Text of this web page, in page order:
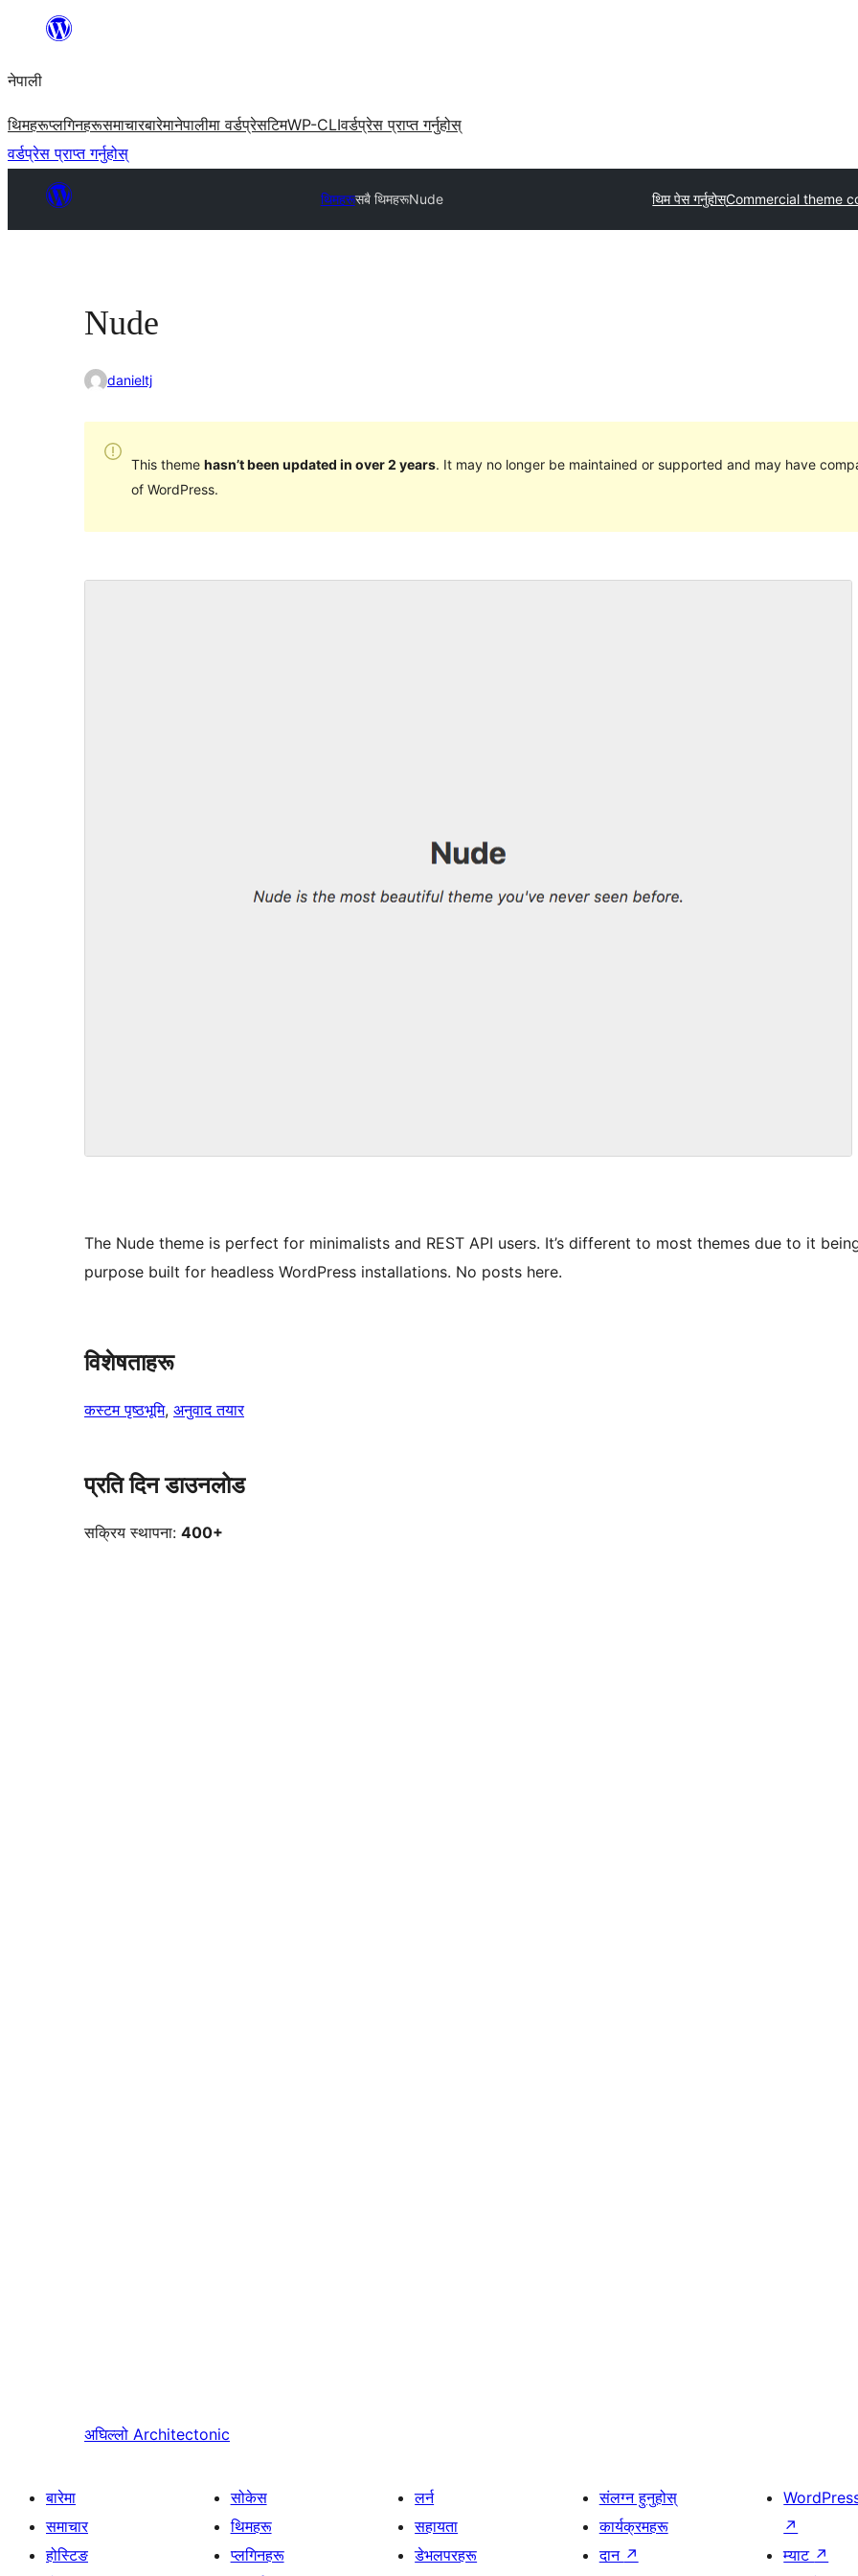
सामग्रीमा
नेपाली
थिमहरूप्लगिनहरूसमाचारबारेमानेपालीमा वर्डप्रेसटिमWP-CLIवर्डप्रेस प्राप्त गर्नुहोस्
वर्डप्रेस प्राप्त गर्नुहोस्
थिमहरूसबै थिमहरूNude थिम पेस गर्नुहोस्Commercial theme
Nude
danieltj
This theme hasn’t been updated in over 2 years. It may no longer be maintained or supported and may have
of WordPress.
The Nude theme is perfect for minimalists and REST API users. It’s different to most themes due to it
purpose built for headless WordPress installations. No posts here.
विशेषताहरू
कस्टम पृष्ठभूमि, अनुवाद तयार
प्रति दिन डाउनलोड
सक्रिय स्थापना: 400+
अघिल्लो Architectonic
बारेमा
समाचार
होस्टिङ
सोकेस
थिमहरू
प्लगिनहरू
लर्न
सहायता
डेभलपरहरू
संलग्न हुनुहोस्
कार्यक्रमहरू
दान ↗
↗
म्याट ↗